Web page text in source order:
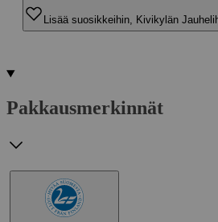
Lisää suosikkeihin, Kivikylän
Pakkausmerkinnät